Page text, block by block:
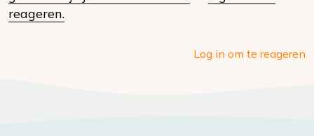
reageren.
Log in om te reageren